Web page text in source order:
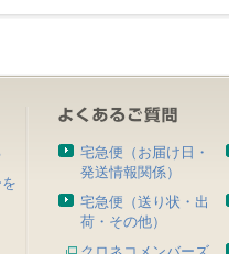
宅急便（お届け日・
発送情報関係）
宅急便（送り状・出
荷・その他）